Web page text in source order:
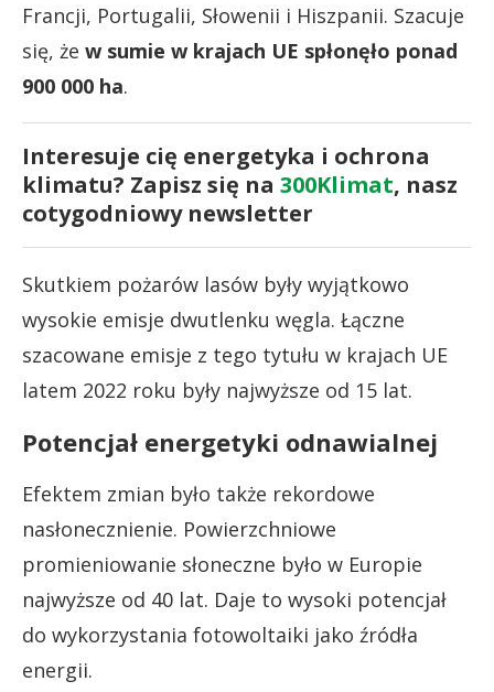
Francji, Portugalii, Słowenii i Hiszpanii. Szacuje
się, że w sumie w krajach UE spłonęło ponad
900 000 ha.
Interesuje cię energetyka i ochrona
klimatu? Zapisz się na 300Klimat, nasz
cotygodniowy newsletter
Skutkiem pożarów lasów były wyjątkowo
wysokie emisje dwutlenku węgla. Łączne
szacowane emisje z tego tytułu w krajach UE
latem 2022 roku były najwyższe od 15 lat.
Potencjał energetyki odnawialnej
Efektem zmian było także rekordowe
nasłonecznienie. Powierzchniowe
promieniowanie słoneczne było w Europie
najwyższe od 40 lat. Daje to wysoki potencjał
do wykorzystania fotowoltaiki jako źródła
energii.